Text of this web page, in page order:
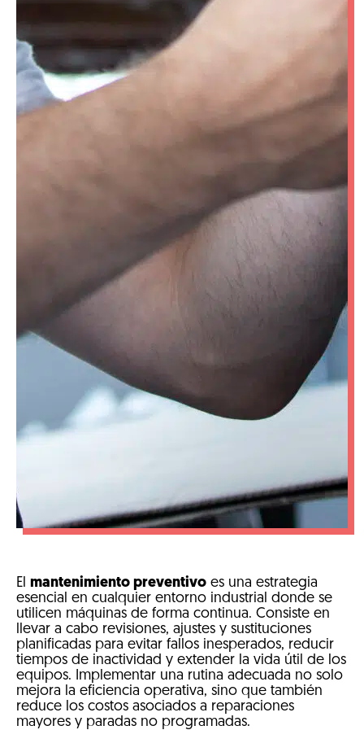
El mantenimiento preventivo es una estrategia
esencial en cualquier entorno industrial donde se
utilicen máquinas de forma continua. Consiste en
llevar a cabo revisiones, ajustes y sustituciones
planificadas para evitar fallos inesperados, reducir
tiempos de inactividad y extender la vida útil de los
equipos. Implementar una rutina adecuada no solo
mejora la eficiencia operativa, sino que también
reduce los costos asociados a reparaciones
mayores y paradas no programadas.